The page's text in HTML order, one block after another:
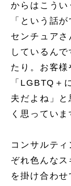
からはこうい
「という話
センチュア
しているん
たり。お客様
「LGBTQ＋
夫だよね」
く思っていま
コンサルテ
ぞれ色んな
を掛け合わ